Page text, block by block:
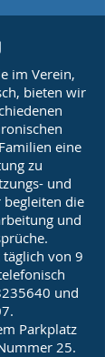
im Verein,
bieten wir
eine
zu
und
begleiten die
und
von 9
und
Parkplatz
25.